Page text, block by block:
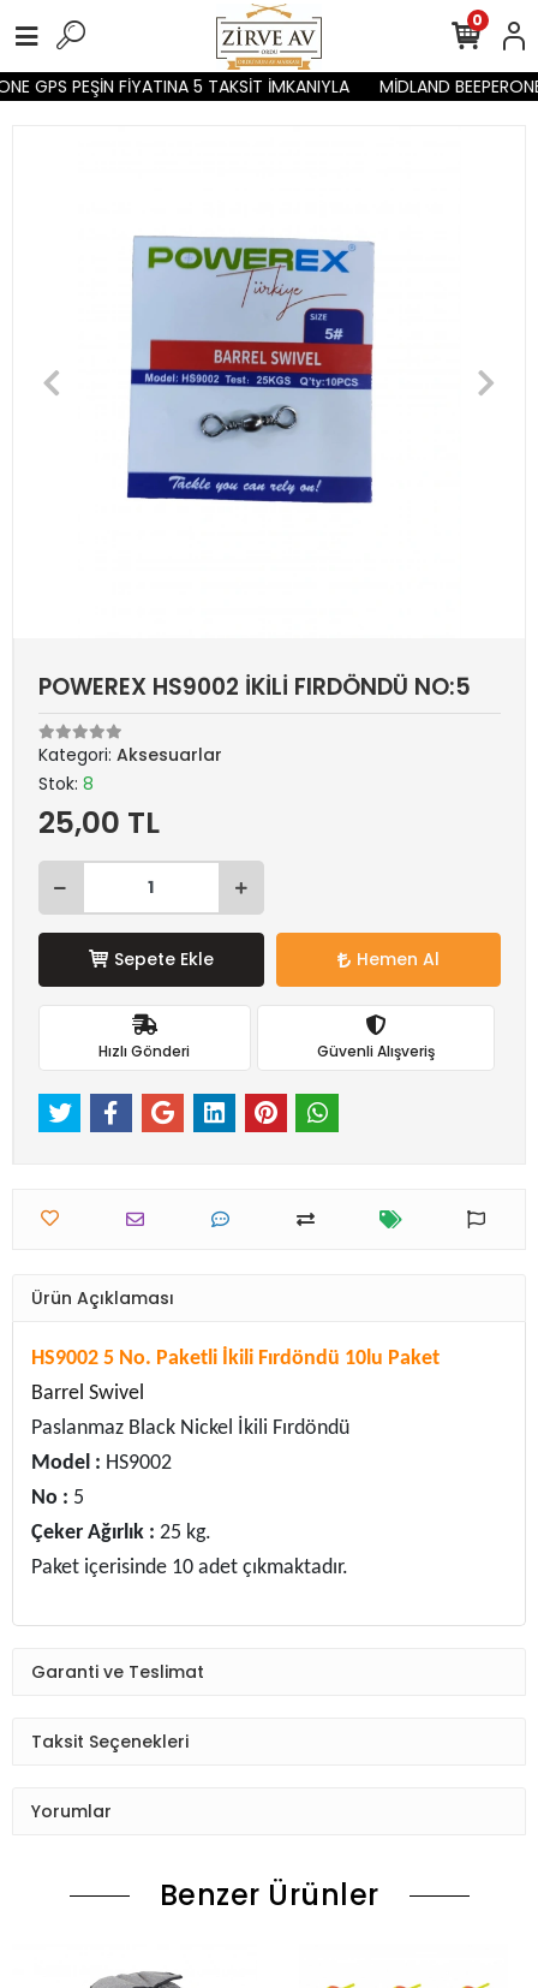
GPS PEŞİN FİYATINA 5 TAKSİT İMKANIYLA MİDLAND
0
POWEREX HS9002 İKİLİ FIRDÖNDÜ NO:5
Kategori: Aksesuarlar
Stok: 8
25,00 TL
Sepete Ekle Hemen Al
Hızlı Gönderi Güvenli Alışveriş
Ürün Açıklaması
HS9002 5 No. Paketli İkili Fırdöndü 10lu Paket
Barrel Swivel
Paslanmaz Black Nickel İkili Fırdöndü
Model : HS9002
No : 5
Çeker Ağırlık : 25 kg.
Paket içerisinde 10 adet çıkmaktadır.
Garanti ve Teslimat
Taksit Seçenekleri
Yorumlar
Benzer Ürünler